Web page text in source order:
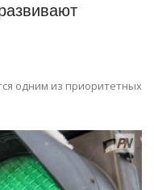
одним из приоритетных